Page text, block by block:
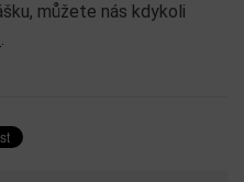
můžete nás kdykoli
.